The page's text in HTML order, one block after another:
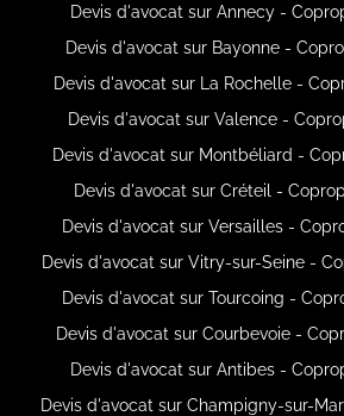
Devis d'avocat sur Annecy -
Devis d'avocat sur Bayonne -
Devis d'avocat sur La Rochelle -
Devis d'avocat sur Valence -
Devis d'avocat sur Montbéliard -
Devis d'avocat sur Créteil -
Devis d'avocat sur Versailles -
Devis d'avocat sur Vitry-sur-Seine -
Devis d'avocat sur Tourcoing -
Devis d'avocat sur Courbevoie -
Devis d'avocat sur Antibes -
Devis d'avocat sur Champigny-sur-